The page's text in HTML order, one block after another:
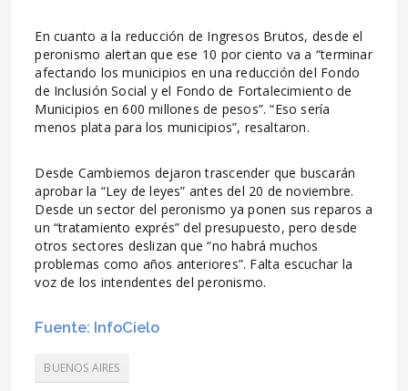
En cuanto a la reducción de Ingresos Brutos, desde el
peronismo alertan que ese 10 por ciento va a “terminar
afectando los municipios en una reducción del Fondo
de Inclusión Social y el Fondo de Fortalecimiento de
Municipios en 600 millones de pesos”. “Eso sería
menos plata para los municipios”, resaltaron.
Desde Cambiemos dejaron trascender que buscarán
aprobar la “Ley de leyes” antes del 20 de noviembre.
Desde un sector del peronismo ya ponen sus reparos a
un “tratamiento exprés” del presupuesto, pero desde
otros sectores deslizan que “no habrá muchos
problemas como años anteriores”. Falta escuchar la
voz de los intendentes del peronismo.
Fuente: InfoCielo
BUENOS AIRES